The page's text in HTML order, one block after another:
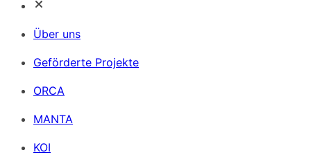
Über uns
Geförderte Projekte
ORCA
MANTA
KOI